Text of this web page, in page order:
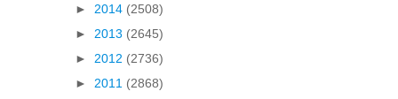
► 2014 (2508)
► 2013 (2645)
► 2012 (2736)
► 2011 (2868)